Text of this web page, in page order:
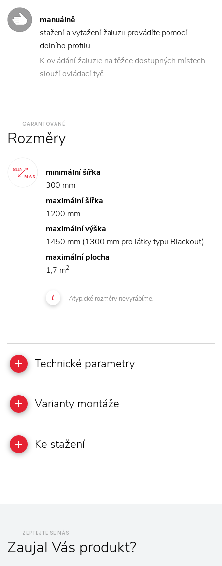
manuálně
stažení a vytažení žaluzii provádíte pomocí
dolního profilu.
K ovládání žaluzie na těžce dostupných místech
slouží ovládací tyč.
GARANTOVANÉ
Rozměry
minimální šířka
300 mm
maximální šířka
1200 mm
maximální výška
1450 mm (1300 mm pro látky typu Blackout)
maximální plocha
1,7 m2
Atypické rozměry nevyrábíme.
Technické parametry
Varianty montáže
Ke stažení
ZEPTEJTE SE NÁS
Zaujal Vás produkt?